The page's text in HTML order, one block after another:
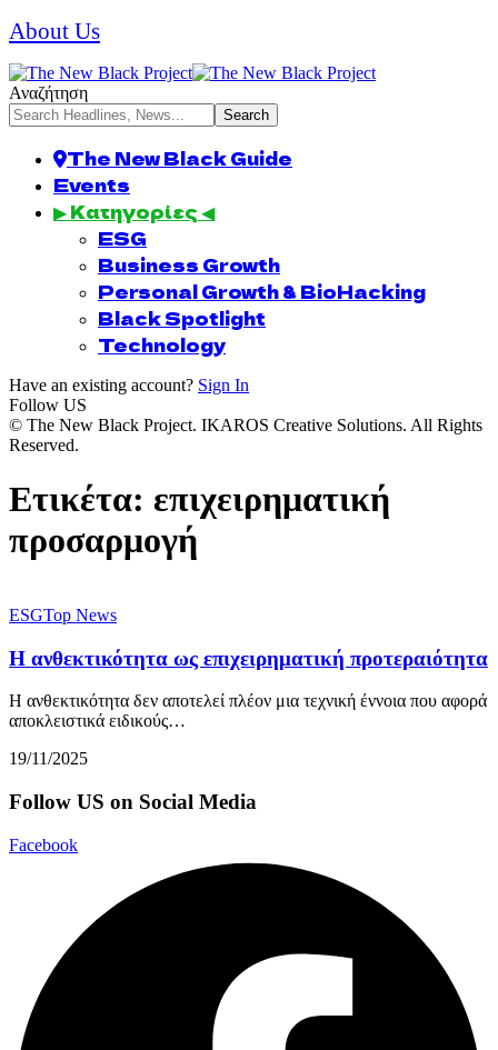
About Us
Αναζήτηση
The New Black Guide
Events
▶ Κατηγορίες ◀
ESG
Business Growth
Personal Growth & BioHacking
Black Spotlight
Technology
Have an existing account? Sign In
Follow US
© The New Black Project. IKAROS Creative Solutions. All Rights
Reserved.
Ετικέτα: επιχειρηματική
προσαρμογή
ESGTop News
Η ανθεκτικότητα ως επιχειρηματική προτεραιότητα
Η ανθεκτικότητα δεν αποτελεί πλέον μια τεχνική έννοια που αφορά
αποκλειστικά ειδικούς…
19/11/2025
Follow US on Social Media
Facebook